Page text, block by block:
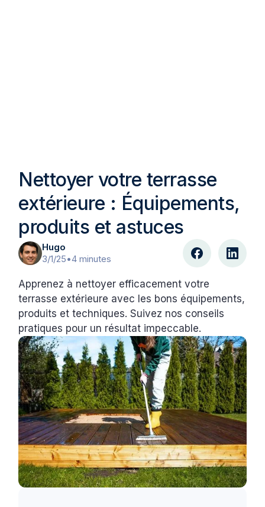
Nettoyer votre terrasse
extérieure : Équipements,
produits et astuces
Hugo
3/1/25•4 minutes
Apprenez à nettoyer efficacement votre
terrasse extérieure avec les bons équipements,
produits et techniques. Suivez nos conseils
pratiques pour un résultat impeccable.